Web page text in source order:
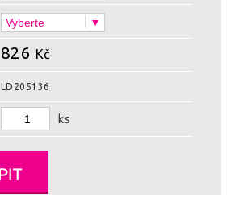
826 Kč
LD205136
ks